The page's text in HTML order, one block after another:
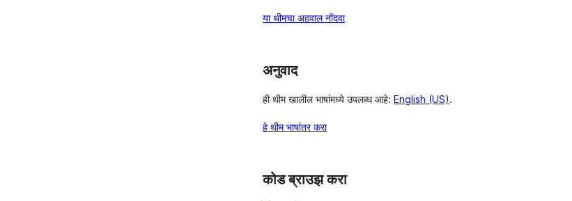
या थीमचा अहवाल नोंदवा
अनुवाद
ही थीम खालील भाषांमध्ये उपलब्ध आहे: English (US).
हे थीम भाषांतर करा
कोड ब्राउझ करा